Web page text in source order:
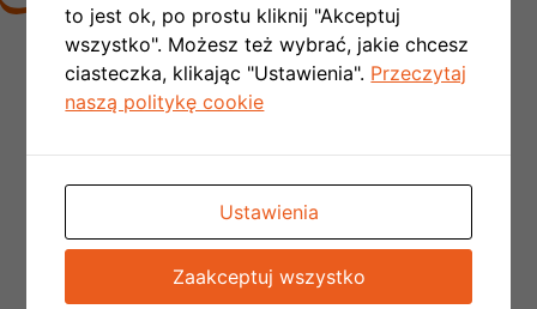
Nie trzeba tworzyć kotłowni,rezygnujemy z
kominów spalinowychi wentylacyjnych czyli
obniżamy koszt budowy domu
Przy okazji otrzymujemy funkcję chłodzenia
uzyskać nawet do 90% dofinansowania
to jest ok, po prostu kliknij "Akceptuj
wszystko". Możesz też wybrać, jakie chcesz
ciasteczka, klikając "Ustawienia". Przeczytaj
naszą politykę cookie
Ustawienia
Zaakceptuj wszystko